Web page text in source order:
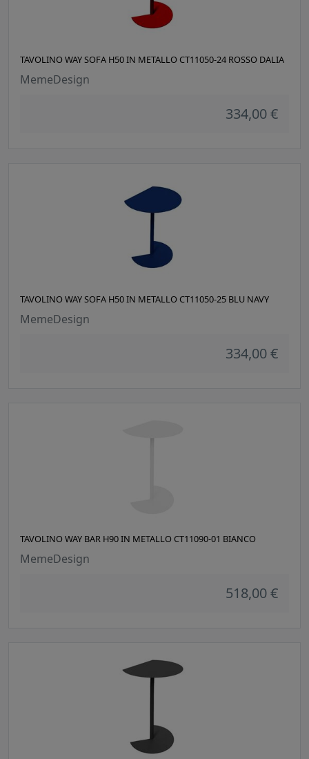
TAVOLINO WAY SOFA H50 IN METALLO CT11050-24 ROSSO DALIA
MemeDesign
334,00 €
TAVOLINO WAY SOFA H50 IN METALLO CT11050-25 BLU NAVY
MemeDesign
334,00 €
TAVOLINO WAY BAR H90 IN METALLO CT11090-01 BIANCO
MemeDesign
518,00 €